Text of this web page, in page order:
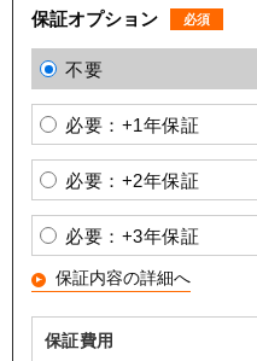
保証オプション 必須
不要
必要：+1年保証
必要：+2年保証
必要：+3年保証
保証内容の詳細へ
保証費用